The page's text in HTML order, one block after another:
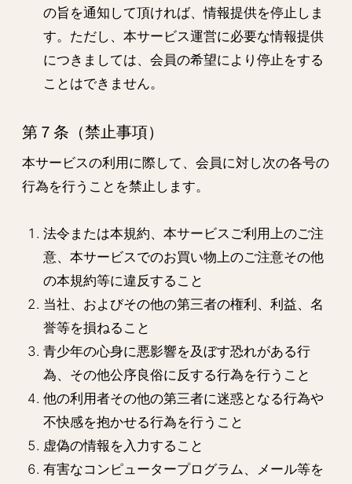
の旨を通知して頂ければ、情報提供を停止しま
す。ただし、本サービス運営に必要な情報提供
につきましては、会員の希望により停止をする
ことはできません。
第７条（禁止事項）
本サービスの利用に際して、会員に対し次の各号の
行為を行うことを禁止します。
法令または本規約、本サービスご利用上のご注
意、本サービスでのお買い物上のご注意その他
の本規約等に違反すること
当社、およびその他の第三者の権利、利益、名
誉等を損ねること
青少年の心身に悪影響を及ぼす恐れがある行
為、その他公序良俗に反する行為を行うこと
他の利用者その他の第三者に迷惑となる行為や
不快感を抱かせる行為を行うこと
虚偽の情報を入力すること
有害なコンピュータープログラム、メール等を